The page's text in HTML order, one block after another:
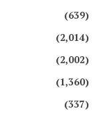
(639)
(2,014)
(2,002)
(1,360)
(337)